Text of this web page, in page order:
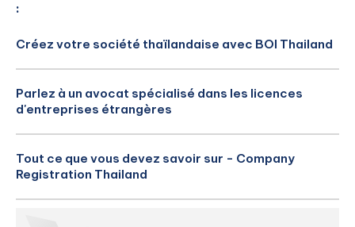
:
Créez votre société thaïlandaise avec BOI Thailand
Parlez à un avocat spécialisé dans les licences
d'entreprises étrangères
Tout ce que vous devez savoir sur - Company
Registration Thailand